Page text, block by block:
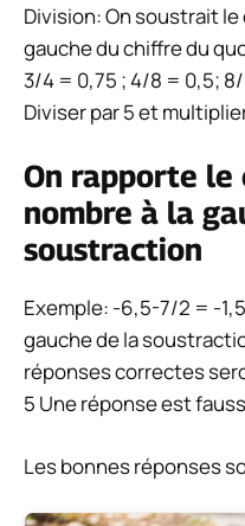
Division: On soustrait
gauche du chiffre du
3/4 = 0,75 ; 4/8 = 0,5;
Diviser par 5 et
On rapporte
nombre à la
soustraction
Exemple: -6,5-7/2 = -
gauche de la
réponses correctes
5 Une réponse est
Les bonnes réponses